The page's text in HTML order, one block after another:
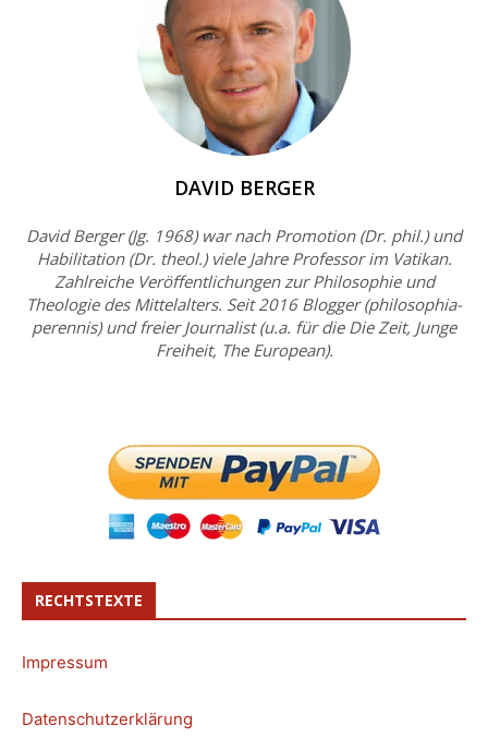
DAVID BERGER
David Berger (Jg. 1968) war nach Promotion (Dr. phil.) und
Habilitation (Dr. theol.) viele Jahre Professor im Vatikan.
Zahlreiche Veröffentlichungen zur Philosophie und
Theologie des Mittelalters. Seit 2016 Blogger (philosophia-
perennis) und freier Journalist (u.a. für die Die Zeit, Junge
Freiheit, The European).
RECHTSTEXTE
Impressum
Datenschutzerklärung